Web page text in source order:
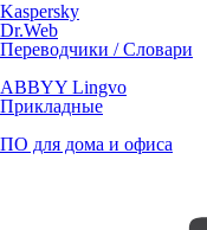
Kaspersky
Dr.Web
Переводчики / Словари
ABBYY Lingvo
Прикладные
ПО для дома и офиса